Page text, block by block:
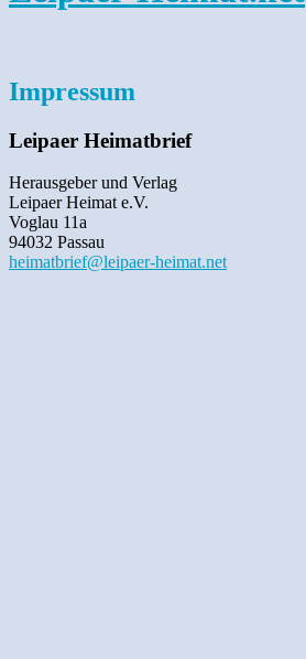
Impressum
Leipaer Heimatbrief
Herausgeber und Verlag
Leipaer Heimat e.V.
Voglau 11a
94032 Passau
heimatbrief@leipaer-heimat.net